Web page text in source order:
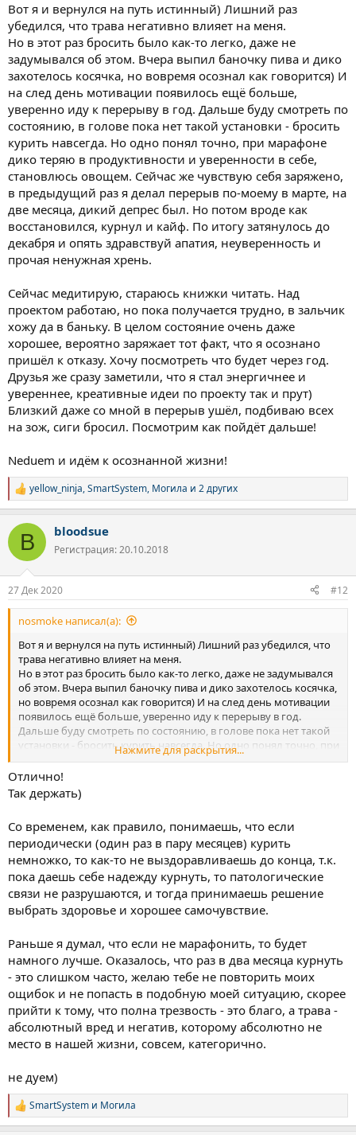
Вот я и вернулся на путь истинный) Лишний раз
убедился, что трава негативно влияет на меня.
Но в этот раз бросить было как-то легко, даже не
задумывался об этом. Вчера выпил баночку пива и дико
захотелось косячка, но вовремя осознал как говорится) И
на след день мотивации появилось ещё больше,
уверенно иду к перерыву в год. Дальше буду смотреть по
состоянию, в голове пока нет такой установки - бросить
курить навсегда. Но одно понял точно, при марафоне
дико теряю в продуктивности и уверенности в себе,
становлюсь овощем. Сейчас же чувствую себя заряжено,
в предыдущий раз я делал перерыв по-моему в марте, на
две месяца, дикий депрес был. Но потом вроде как
восстановился, курнул и кайф. По итогу затянулось до
декабря и опять здравствуй апатия, неуверенность и
прочая ненужная хрень.
Сейчас медитирую, стараюсь книжки читать. Над
проектом работаю, но пока получается трудно, в зальчик
хожу да в баньку. В целом состояние очень даже
хорошее, вероятно заряжает тот факт, что я осознано
пришёл к отказу. Хочу посмотреть что будет через год.
Друзья же сразу заметили, что я стал энергичнее и
увереннее, креативные идеи по проекту так и прут)
Близкий даже со мной в перерыв ушёл, подбиваю всех
на зож, сиги бросил. Посмотрим как пойдёт дальше!
Neduem и идём к осознанной жизни!
Р
е
к
и
yellow_ninja,SmartSystem, Могила и 2 других
B bloodsue
Регистрация: 20.10.2018
27 Дек 2020 #12
nosmoke написал(а):
Вот я и вернулся на путь истинный) Лишний раз убедился, что
трава негативно влияет на меня.
Но в этот раз бросить было как-то легко, даже не задумывался
об этом. Вчера выпил баночку пива и дико захотелось косячка,
но вовремя осознал как говорится) И на след день мотивации
появилось ещё больше, уверенно иду к перерыву в год.
Дальше буду смотреть по состоянию, в голове пока нет такой
установки - бросить курить навсегда. Но одно понял точно, при
марафоне дико теряю в продуктивности и уверенности в себе,
становлюсь овощем. Сейчас же чувствую себя заряжено, в
предыдущий раз я делал перерыв по-моему в марте, на две
месяца, дикий депрес был. Но потом вроде как восстановился,
здравствуй апатия, неуверенность и прочая ненужная хрень.
Сейчас медитирую, стараюсь книжки читать. Над проектом
работаю, но пока получается трудно, в зальчик хожу да в
баньку. В целом состояние очень даже хорошее, вероятно
заряжает тот факт, что я осознано пришёл к отказу. Хочу
посмотреть что будет через год. Друзья же сразу заметили, что
и прут) Близкий даже со мной в перерыв ушёл, подбиваю всех
на зож, сиги бросил. Посмотрим как пойдёт дальше!
Neduem и идём к осознанной жизни!
Нажмите для раскрытия...
Отлично!
Так держать)
Со временем, как правило, понимаешь, что если
периодически (один раз в пару месяцев) курить
немножко, то как-то не выздоравливаешь до конца, т.к.
пока даешь себе надежду курнуть, то патологические
связи не разрушаются, и тогда принимаешь решение
выбрать здоровье и хорошее самочувствие.
Раньше я думал, что если не марафонить, то будет
намного лучше. Оказалось, что раз в два месяца курнуть
- это слишком часто, желаю тебе не повторить моих
ощибок и не попасть в подобную моей ситуацию, скорее
прийти к тому, что полна трезвость - это благо, а трава -
абсолютный вред и негатив, которому абсолютно не
место в нашей жизни, совсем, категорично.
не дуем)
Р
е
SmartSystem и Могила